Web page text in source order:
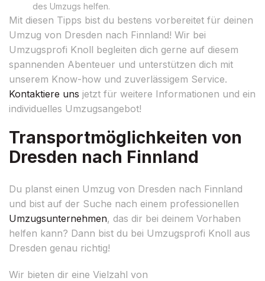
des Umzugs helfen.
Mit diesen Tipps bist du bestens vorbereitet für deinen
Umzug von Dresden nach Finnland! Wir bei
Umzugsprofi Knoll begleiten dich gerne auf diesem
spannenden Abenteuer und unterstützen dich mit
unserem Know-how und zuverlässigem Service.
Kontaktiere uns jetzt für weitere Informationen und ein
individuelles Umzugsangebot!
Transportmöglichkeiten von
Dresden nach Finnland
Du planst einen Umzug von Dresden nach Finnland
und bist auf der Suche nach einem professionellen
Umzugsunternehmen, das dir bei deinem Vorhaben
helfen kann? Dann bist du bei Umzugsprofi Knoll aus
Dresden genau richtig!
Wir bieten dir eine Vielzahl von